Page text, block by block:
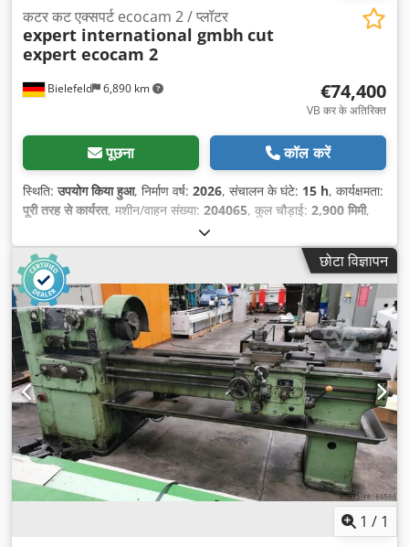
Bielefeld 6,890 km
कटर कट एक्सपर्ट ecocam 2 / प्लॉटर
expert international gmbh cut
expert ecocam 2
€74,400
VB कर के अतिरिक्त
पूछना कॉल करें
स्थिति:उपयोग किया हुआ, निर्माण वर्ष: 2026, संचालन के घंटे: 15 h, कार्यक्षमता:
पूरी तरह से कार्यरत, मशीन/वाहन संख्या: 204065, कुल चौड़ाई: 2,900 मिमी,
छोटा विज्ञापन
1 / 1